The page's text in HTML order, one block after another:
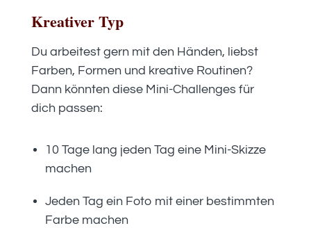
Kreativer Typ
Du arbeitest gern mit den Händen, liebst
Farben, Formen und kreative Routinen?
Dann könnten diese Mini-Challenges für
dich passen:
10 Tage lang jeden Tag eine Mini-Skizze
machen
Jeden Tag ein Foto mit einer bestimmten
Farbe machen